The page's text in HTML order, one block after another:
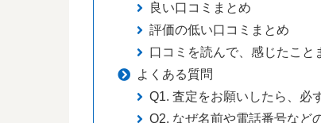
良い口コミまとめ
評価の低い口コミまとめ
口コミを読んで、感じたこと
よくある質問
Q1. 査定をお願いしたら、必
Q2. なぜ名前や電話番号など